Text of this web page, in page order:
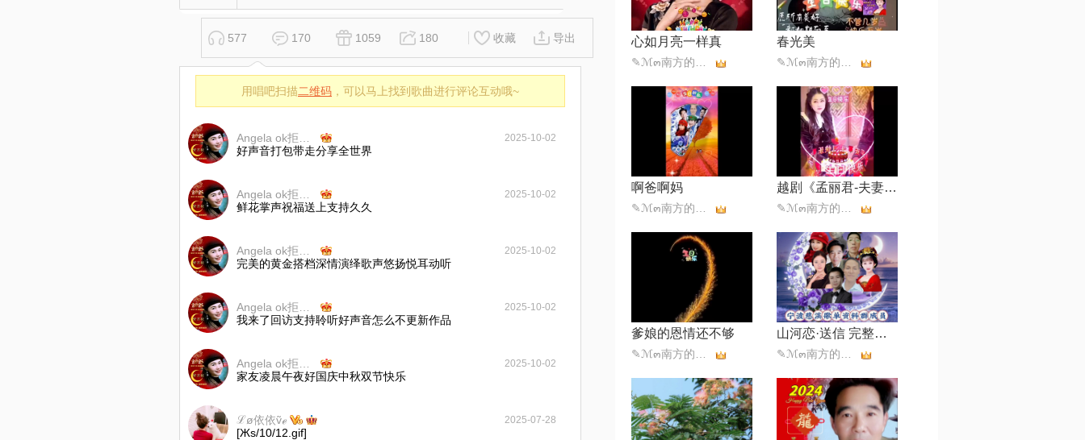
577 170 1059 180 收藏 导出
用唱吧扫描二维码 ，可以马上找到歌曲进行评论互动哦~
2025-10-02
好声音打包带走分享全世界
2025-10-02
鲜花掌声祝福送上支持久久
2025-10-02
完美的黄金搭档深情演绎歌声悠扬悦耳动听
2025-10-02
我来了回访支持聆听好声音怎么不更新作品
2025-10-02
家友凌晨午夜好国庆中秋双节快乐
ℒø依依ṽℯ 2025-07-28
[Жs/10/12.gif]
心如月亮一样真 春光美
啊爸啊妈 越剧《孟丽君-夫妻初会》
爹娘的恩情还不够 山河恋·送信 完整版【越剧】